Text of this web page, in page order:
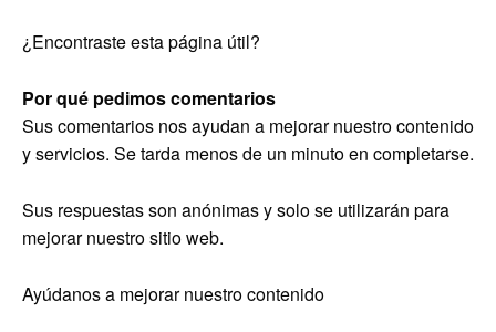
¿Encontraste esta página útil?
Por qué pedimos comentarios
Sus comentarios nos ayudan a mejorar nuestro contenido
y servicios. Se tarda menos de un minuto en completarse.
Sus respuestas son anónimas y solo se utilizarán para
mejorar nuestro sitio web.
Ayúdanos a mejorar nuestro contenido